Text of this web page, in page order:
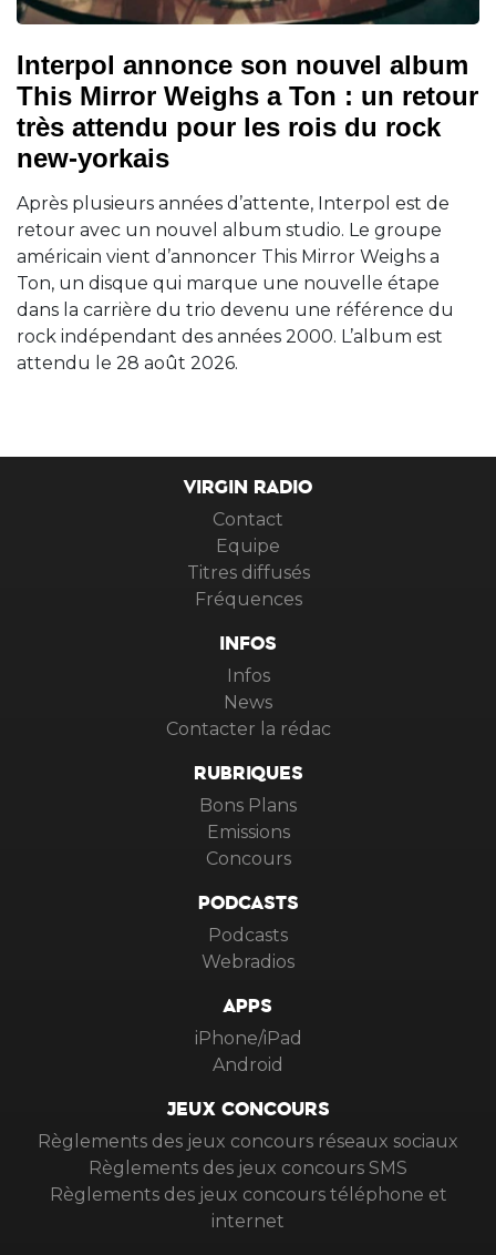
Interpol annonce son nouvel album
This Mirror Weighs a Ton : un retour
très attendu pour les rois du rock
new-yorkais
Après plusieurs années d’attente, Interpol est de
retour avec un nouvel album studio. Le groupe
américain vient d’annoncer This Mirror Weighs a
Ton, un disque qui marque une nouvelle étape
dans la carrière du trio devenu une référence du
rock indépendant des années 2000. L’album est
attendu le 28 août 2026.
VIRGIN RADIO
Contact
Equipe
Titres diffusés
Fréquences
INFOS
Infos
News
Contacter la rédac
RUBRIQUES
Bons Plans
Emissions
Concours
PODCASTS
Podcasts
Webradios
APPS
iPhone/iPad
Android
JEUX CONCOURS
Règlements des jeux concours réseaux sociaux
Règlements des jeux concours SMS
Règlements des jeux concours téléphone et
internet